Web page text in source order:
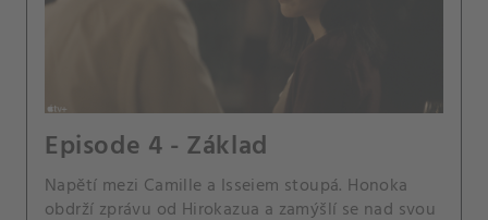
Episode 4 - Základ
Napětí mezi Camille a Isseiem stoupá. Honoka
obdrží zprávu od Hirokazua a zamýšlí se nad svou